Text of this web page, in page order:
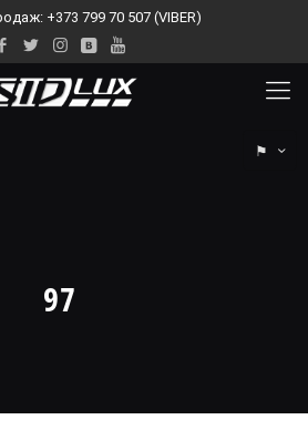
+373 799 70 507 (VIBER)
⚑
97